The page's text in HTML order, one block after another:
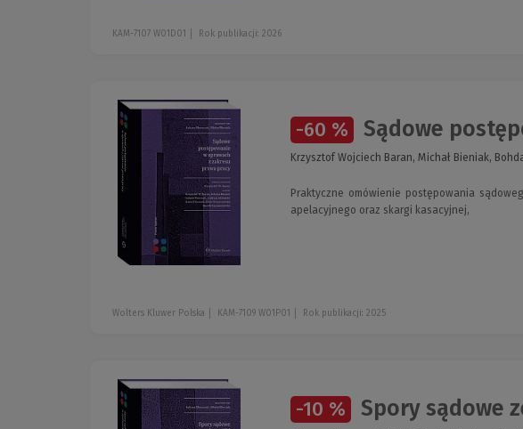
KAM-7107 W01D01 Rok publikacji: 2026
-60 % Sądowe
Krzysztof Wojciech Baran, Michał Bieniak,
Praktyczne omówienie postępowania
apelacyjnego oraz skargi kasacyjnej,
Wolters Kluwer Polska KAM-7109 W01P01 Rok publikacji: 2025
-10 % Spory sądowe